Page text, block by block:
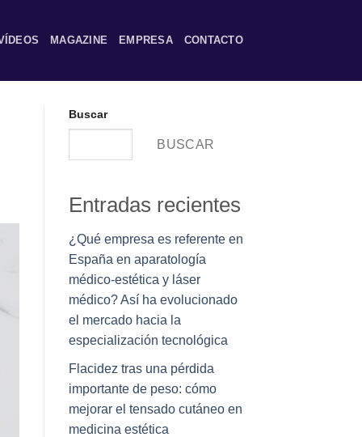
MAGAZINE EMPRESA CONTACTO
Buscar
BUSCAR
Entradas recientes
¿Qué empresa es referente en
España en aparatología
médico-estética y láser
médico? Así ha evolucionado
el mercado hacia la
especialización tecnológica
Flacidez tras una pérdida
importante de peso: cómo
mejorar el tensado cutáneo en
medicina estética